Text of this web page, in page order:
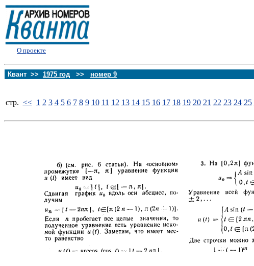
О проекте
Квант >> 1975 год >> номер 9
стp. << 1 2 3 4 5 6 7 8 9 10 11 12 13 14 15 16 17 18 19 20 21 22 23 24 25